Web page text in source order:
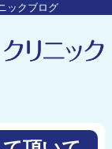
ックブログ